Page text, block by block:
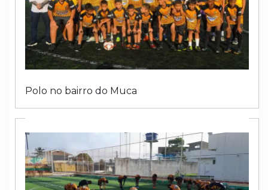
Polo no bairro do Muca